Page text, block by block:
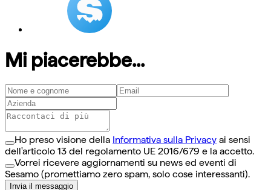
Mi piacerebbe...
Ho preso visione della Informativa sulla Privacy ai sensi
dell'articolo 13 del regolamento UE 2016/679 e la accetto.
Vorrei ricevere aggiornamenti su news ed eventi di
Sesamo (promettiamo zero spam, solo cose interessanti).
Invia il messaggio